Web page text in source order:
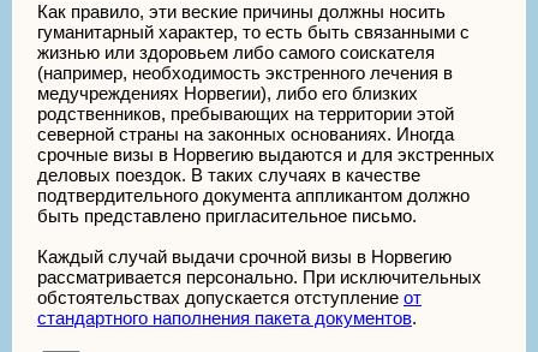
Как правило, эти веские причины должны носить
гуманитарный характер, то есть быть связанными с
жизнью или здоровьем либо самого соискателя
(например, необходимость экстренного лечения в
медучреждениях Норвегии), либо его близких
родственников, пребывающих на территории этой
северной страны на законных основаниях. Иногда
срочные визы в Норвегию выдаются и для экстренных
деловых поездок. В таких случаях в качестве
подтвердительного документа аппликантом должно
быть представлено пригласительное письмо.
Каждый случай выдачи срочной визы в Норвегию
рассматривается персонально. При исключительных
обстоятельствах допускается отступление от
стандартного наполнения пакета документов.